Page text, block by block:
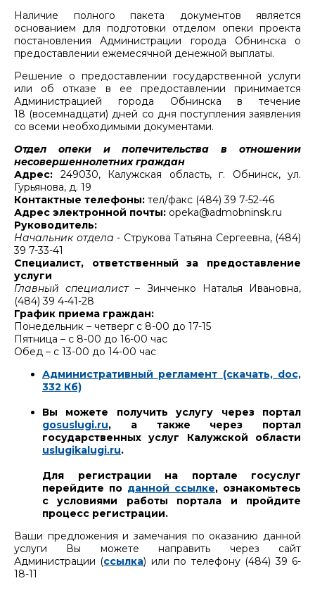
Наличие полного пакета документов является
основанием для подготовки отделом опеки проекта
постановления Администрации города Обнинска о
предоставлении ежемесячной денежной выплаты.
Решение о предоставлении государственной услуги
или об отказе в ее предоставлении принимается
Администрацией города Обнинска в течение
18 (восемнадцати) дней со дня поступления заявления
со всеми необходимыми документами.
Отдел опеки и попечительства в отношении
несовершеннолетних граждан
Адрес: 249030, Калужская область, г. Обнинск, ул.
Гурьянова, д. 19
Контактные телефоны: тел/факс (484) 39 7-52-46
Адрес электронной почты: opeka@admobninsk.ru
Руководитель:
Начальник отдела - Струкова Татьяна Сергеевна, (484)
39 7-33-41
Специалист, ответственный за предоставление
услуги
Главный специалист– Зинченко Наталья Ивановна,
(484) 39 4-41-28
График приема граждан:
Понедельник – четверг с 8-00 до 17-15
Пятница – с 8-00 до 16-00 час
Обед – с 13-00 до 14-00 час
Административный регламент (скачать, doc,
332 Кб)
Вы можете получить услугу через портал
gosuslugi.ru, а также через портал
государственных услуг Калужской области
uslugikalugi.ru.
Для регистрации на портале госуслуг
перейдите по данной ссылке, ознакомьтесь
с условиями работы портала и пройдите
процесс регистрации.
Ваши предложения и замечания по оказанию данной
услуги Вы можете направить через сайт
Администрации (ссылка) или по телефону (484) 39 6-
18-11